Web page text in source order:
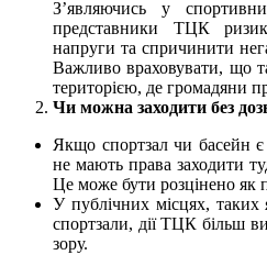
З’являючись у
представники ТЦК
напруги та спричинити
Важливо враховувати, що
територією, де громадяни
Чи можна заходити без
Якщо спортзал чи басейн
не мають права заходити
Це може бути розцінено як
У публічних місцях, таких
спортзали, дії ТЦК більш
зору.